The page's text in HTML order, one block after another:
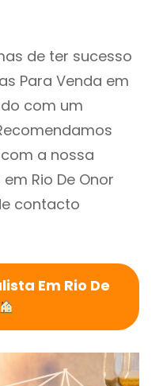
de ter sucesso
Para Venda em
com um
a nossa
Rio De Onor
contacto
Em Rio De